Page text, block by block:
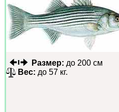
Размер: до 200 см
Вес: до 57 кг.